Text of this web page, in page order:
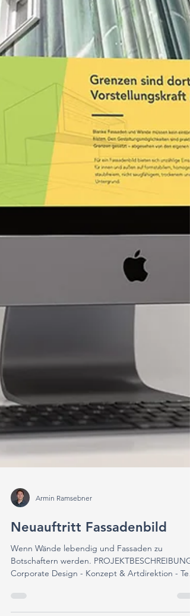
Neuauftritt Fassadenbild
Wenn Wände lebendig und Fassaden zu
Corporate Design - Konzept & Artdirektion - Text